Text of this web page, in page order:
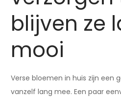
blijven ze
mooi
Verse bloemen in huis zijn een
vanzelf lang mee. Een paar